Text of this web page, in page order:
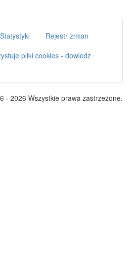
Statystyki
Rejestr zmian
pliki cookies - dowiedz
- 2026 Wszystkie prawa zastrzeżone.